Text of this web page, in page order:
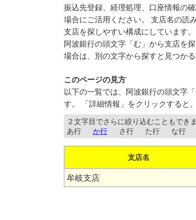
振込先登録、経理処理、口座情報の
場合にご活用ください。 支店名の読
支店を探しやすい構成にしています。
阿波銀行の頭文字「む」から支店を
場合は、別の文字から探すと見つかる
このページの見方
以下の一覧では、阿波銀行の頭文字
す。 「詳細情報」をクリックすると
２文字目でさらに絞り込むこともでき
あ行 か行 さ行 た行 な行
支店名
牟岐支店